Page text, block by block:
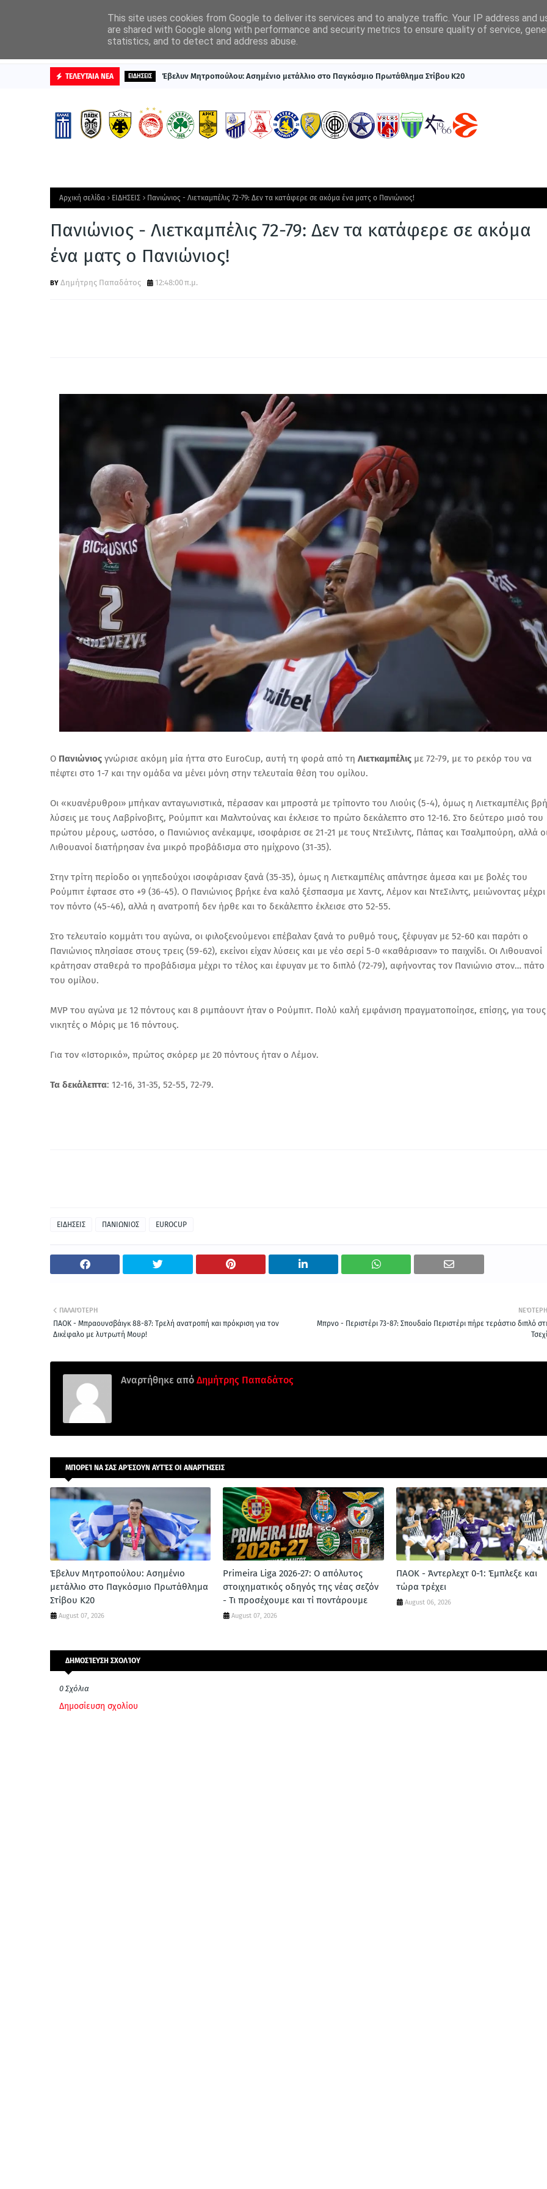
ΒΑΘΜΟΛΟΓΙΕΣ ΠΡΩΤΟΣΕΛΙΔΑ
ΤΕΛΕΥΤΑΙΑ ΝΕΑ ΕΙΔΗΣΕΙΣ Έβελυν Μητροπούλου: Ασημένιο μετάλλιο στο Παγκόσμιο Πρωτάθλημα Στίβου Κ20
Αρχική σελίδα ΕΙΔΗΣΕΙΣ Πανιώνιος - Λιετκαμπέλις 72-79: Δεν τα κατάφερε σε ακόμα ένα ματς ο Πανιώνιος!
Πανιώνιος - Λιετκαμπέλις 72-79: Δεν τα κατάφερε σε ακόμα
ένα ματς ο Πανιώνιος!
Δημήτρης Παπαδάτος 12:48:00 π.μ.
Ο Πανιώνιος γνώρισε ακόμη μία ήττα στο EuroCup, αυτή τη φορά από τη Λιετκαμπέλις με 72-79, με το ρεκόρ του να
πέφτει στο 1-7 και την ομάδα να μένει μόνη στην τελευταία θέση του ομίλου.
Οι «κυανέρυθροι» μπήκαν ανταγωνιστικά, πέρασαν και μπροστά με τρίποντο του Λιούις (5-4), όμως η Λιετκαμπέλις
λύσεις με τους Λαβρίνοβιτς, Ρούμπιτ και Μαλντούνας και έκλεισε το πρώτο δεκάλεπτο στο 12-16. Στο δεύτερο μισό του
πρώτου μέρους, ωστόσο, ο Πανιώνιος ανέκαμψε, ισοφάρισε σε 21-21 με τους ΝτεΣιλντς, Πάπας και Τσαλμπούρη, αλλά
Λιθουανοί διατήρησαν ένα μικρό προβάδισμα στο ημίχρονο (31-35).
Στην τρίτη περίοδο οι γηπεδούχοι ισοφάρισαν ξανά (35-35), όμως η Λιετκαμπέλις απάντησε άμεσα και με βολές του
Ρούμπιτ έφτασε στο +9 (36-45). Ο Πανιώνιος βρήκε ένα καλό ξέσπασμα με Χαντς, Λέμον και ΝτεΣιλντς, μειώνοντας μέχρι
τον πόντο (45-46), αλλά η ανατροπή δεν ήρθε και το δεκάλεπτο έκλεισε στο 52-55.
Στο τελευταίο κομμάτι του αγώνα, οι φιλοξενούμενοι επέβαλαν ξανά το ρυθμό τους, ξέφυγαν με 52-60 και παρότι ο
Πανιώνιος πλησίασε στους τρεις (59-62), εκείνοι είχαν λύσεις και με νέο σερί 5-0 «καθάρισαν» το παιχνίδι. Οι Λιθουανοί
κράτησαν σταθερά το προβάδισμα μέχρι το τέλος και έφυγαν με το διπλό (72-79), αφήνοντας τον Πανιώνιο στον… πάτο
του ομίλου.
MVP του αγώνα με 12 πόντους και 8 ριμπάουντ ήταν ο Ρούμπιτ. Πολύ καλή εμφάνιση πραγματοποίησε, επίσης, για τους
νικητές ο Μόρις με 16 πόντους.
Για τον «Ιστορικό», πρώτος σκόρερ με 20 πόντους ήταν ο Λέμον.
Τα δεκάλεπτα: 12-16, 31-35, 52-55, 72-79.
ΕΙΔΗΣΕΙΣ ΠΑΝΙΩΝΙΟΣ EUROCUP
ΝΕΌΤΕΡΗ
Μπρνο - Περιστέρι 73-87: Σπουδαίο Περιστέρι πήρε τεράστιο διπλό
ΠΑΛΑΙΌΤΕΡΗ
ΠΑΟΚ - Μπραουνσβάιγκ 88-87: Τρελή ανατροπή και πρόκριση για τον
Δικέφαλο με λυτρωτή Μουρ!
Αναρτήθηκε από Δημήτρης Παπαδάτος
ΜΠΟΡΕΊ ΝΑ ΣΑΣ ΑΡΈΣΟΥΝ ΑΥΤΈΣ ΟΙ ΑΝΑΡΤΉΣΕΙΣ
Έβελυν Μητροπούλου: Ασημένιο
μετάλλιο στο Παγκόσμιο Πρωτάθλημα
Στίβου Κ20
August 07, 2026
Primeira Liga 2026-27: Ο απόλυτος
στοιχηματικός οδηγός της νέας σεζόν
- Τι προσέχουμε και τί ποντάρουμε
August 07, 2026
ΠΑΟΚ - Άντερλεχτ 0-1: Έμπλεξε και
τώρα τρέχει
August 06, 2026
ΔΗΜΟΣΊΕΥΣΗ ΣΧΟΛΊΟΥ
0 Σχόλια
Δημοσίευση σχολίου
This site uses cookies from Google to deliver its services and to analyze traffic. Your IP address and
are shared with Google along with performance and security metrics to ensure quality of service,
statistics, and to detect and address abuse.